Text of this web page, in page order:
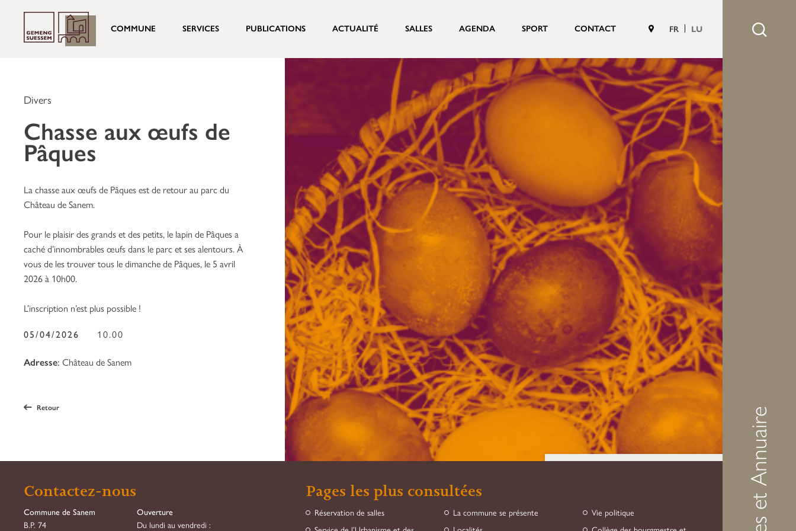
COMMUNE SERVICES PUBLICATIONS ACTUALITÉ SALLES AGENDA SPORT CONTACT FR LU
Retour
Divers
Chasse aux œufs de
Pâques
La chasse aux œufs de Pâques est de retour au parc du
Château de Sanem.
Pour le plaisir des grands et des petits, le lapin de Pâques a
caché d’innombrables œufs dans le parc et ses alentours. À
vous de les trouver tous le dimanche de Pâques, le 5 avril
2026 à 10h00.
L’inscription n’est plus possible !
05/04/2026
10.00
Adresse: Château de Sanem
Gemeng Suessem
Contactez-nous
Commune de Sanem
B.P. 74
Ouverture
Du lundi au vendredi :
Pages les plus consultées
Réservation de salles
La commune se présente
Vie politique